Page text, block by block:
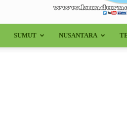
SUMUT NUSANTARA